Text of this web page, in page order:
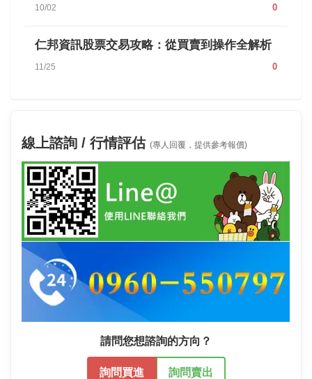
10/02 0
仁邦資訊股票交易攻略：從買賣到操作全解析
11/25 0
線上諮詢 / 行情評估 (專人回覆，提供參考報價)
請問您想諮詢的方向？
詢問買進 詢問賣出